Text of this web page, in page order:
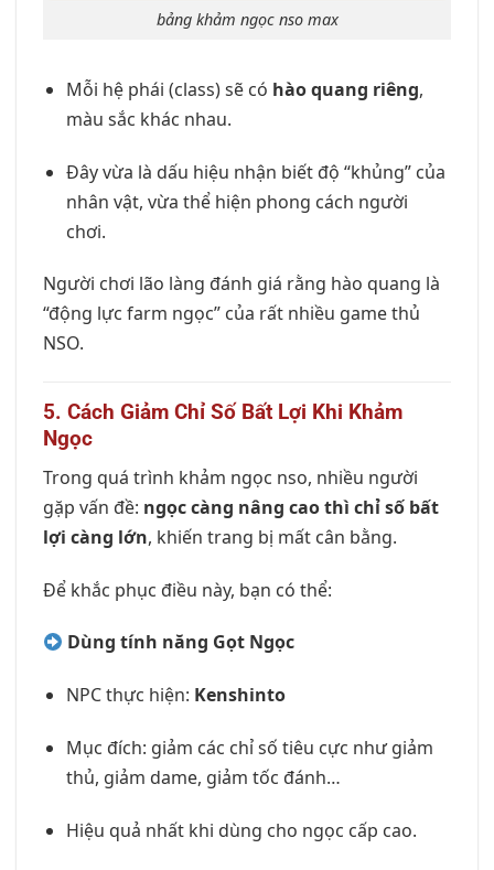
bảng khảm ngọc nso max
Mỗi hệ phái (class) sẽ có hào quang riêng,
màu sắc khác nhau.
Đây vừa là dấu hiệu nhận biết độ “khủng” của
nhân vật, vừa thể hiện phong cách người
chơi.
Người chơi lão làng đánh giá rằng hào quang là
“động lực farm ngọc” của rất nhiều game thủ
NSO.
5. Cách Giảm Chỉ Số Bất Lợi Khi Khảm
Ngọc
Trong quá trình khảm ngọc nso, nhiều người
gặp vấn đề: ngọc càng nâng cao thì chỉ số bất
lợi càng lớn, khiến trang bị mất cân bằng.
Để khắc phục điều này, bạn có thể:
Dùng tính năng Gọt Ngọc
NPC thực hiện: Kenshinto
Mục đích: giảm các chỉ số tiêu cực như giảm
thủ, giảm dame, giảm tốc đánh…
Hiệu quả nhất khi dùng cho ngọc cấp cao.